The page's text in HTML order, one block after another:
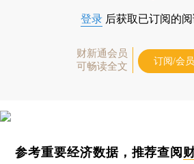
登录 后获取已订阅的
财新通会员
可畅读全文
订阅/会
参考重要经济数据，推荐查阅